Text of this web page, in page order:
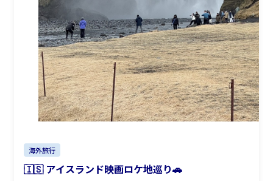
海外旅行
🇮🇸 アイスランド映画ロケ地巡り🚗